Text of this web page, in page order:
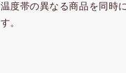
温度帯の異なる商品を同時
す。